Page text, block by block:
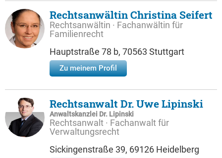
Rechtsanwältin Christina Seifert
Rechtsanwältin · Fachanwältin für
Familienrecht
Hauptstraße 78 b, 70563 Stuttgart
Zu meinem Profil
Rechtsanwalt Dr. Uwe Lipinski
Anwaltskanzlei Dr. Lipinski
Rechtsanwalt · Fachanwalt für
Verwaltungsrecht
Sickingenstraße 39, 69126 Heidelberg